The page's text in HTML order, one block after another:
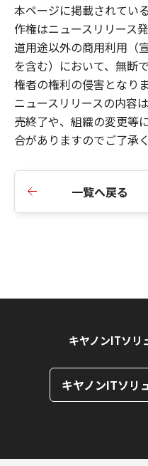
本ページに掲載されてい
作権はニュースリリース
道用途以外の商用利用（
を含む）において、無断
権者の権利の侵害となりま
ニュースリリースの内容
売終了や、組織の変更等
合がありますのでご了承
一覧へ戻る
キヤノンITソリ
キヤノンITソリ